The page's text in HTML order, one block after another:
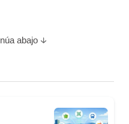
abajo